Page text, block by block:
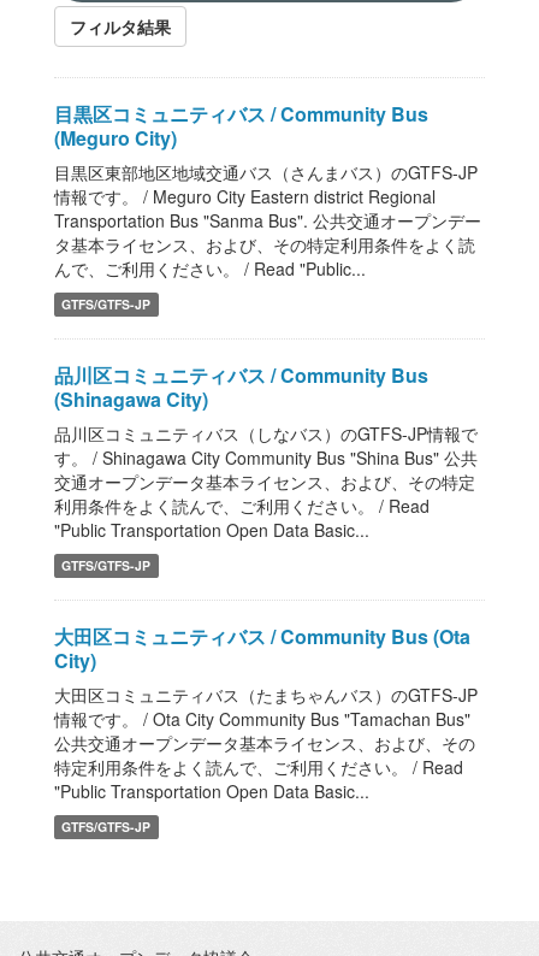
フィルタ結果
目黒区コミュニティバス / Community Bus
(Meguro City)
目黒区東部地区地域交通バス（さんまバス）のGTFS-JP
情報です。 / Meguro City Eastern district Regional
Transportation Bus "Sanma Bus". 公共交通オープンデー
タ基本ライセンス、および、その特定利用条件をよく読
んで、ご利用ください。 / Read "Public...
GTFS/GTFS-JP
品川区コミュニティバス / Community Bus
(Shinagawa City)
品川区コミュニティバス（しなバス）のGTFS-JP情報で
す。 / Shinagawa City Community Bus "Shina Bus" 公共
交通オープンデータ基本ライセンス、および、その特定
利用条件をよく読んで、ご利用ください。 / Read
"Public Transportation Open Data Basic...
GTFS/GTFS-JP
大田区コミュニティバス / Community Bus (Ota
City)
大田区コミュニティバス（たまちゃんバス）のGTFS-JP
情報です。 / Ota City Community Bus "Tamachan Bus"
公共交通オープンデータ基本ライセンス、および、その
特定利用条件をよく読んで、ご利用ください。 / Read
"Public Transportation Open Data Basic...
GTFS/GTFS-JP